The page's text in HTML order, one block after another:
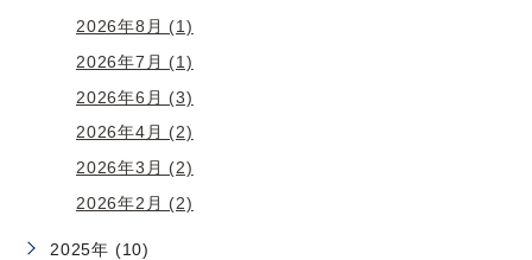
2026年8月 (1)
2026年7月 (1)
2026年6月 (3)
2026年4月 (2)
2026年3月 (2)
2026年2月 (2)
2025年 (10)